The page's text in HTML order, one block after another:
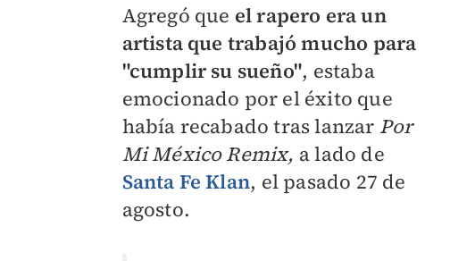
Agregó que el rapero era un
artista que trabajó mucho para
"cumplir su sueño", estaba
emocionado por el éxito que
había recabado tras lanzar Por
Mi México Remix, a lado de
Santa Fe Klan, el pasado 27 de
agosto.